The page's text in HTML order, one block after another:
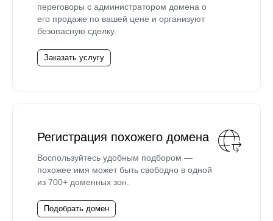
переговоры с администратором домена о
его продаже по вашей цене и организуют
безопасную сделку.
Заказать услугу
Регистрация похожего домена
Воспользуйтесь удобным подбором —
похожее имя может быть свободно в одной
из 700+ доменных зон.
Подобрать домен